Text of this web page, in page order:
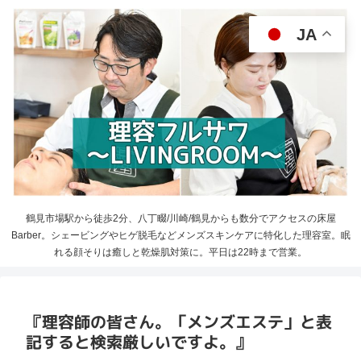
鶴見市場駅から徒歩2分、八丁畷/川崎/鶴見からも数分でアクセスの床屋
Barber。シェービングやヒゲ脱毛などメンズスキンケアに特化した理容室。眠
れる顔そりは癒しと乾燥肌対策に。平日は22時まで営業。
『理容師の皆さん。「メンズエステ」と表
記すると検索厳しいですよ。』
JA